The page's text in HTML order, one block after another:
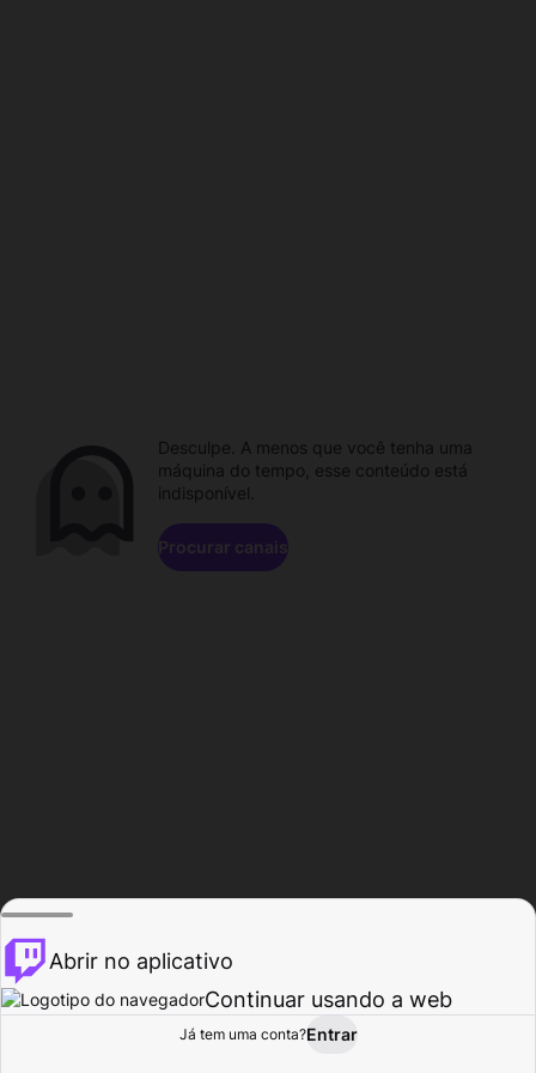
Procurar Atividade
Desculpe. A menos que você tenha uma
máquina do tempo, esse conteúdo está
indisponível.
Procurar canais
Abrir no aplicativo
Continuar usando a web
Já tem uma conta?Entrar